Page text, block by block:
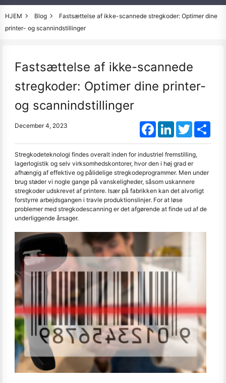
HJEM Blog
Fastsættelse af ikke-scannede stregkoder: Optimer dine
printer- og scannindstillinger
Fastsættelse af ikke-scannede
stregkoder: Optimer dine printer-
og scannindstillinger
December 4, 2023 FacebookLinkedInTwitter
Stregkodeteknologi findes overalt inden for industriel fremstilling,
lagerlogistik og selv virksomhedskontorer, hvor den i høj grad er
afhængig af effektive og pålidelige stregkodeprogrammer. Men under
brug støder vi nogle gange på vanskeligheder, såsom uskannere
stregkoder udskrevet af printere. Især på fabrikken kan det alvorligt
forstyrre arbejdsgangen i travle produktionslinjer. For at løse
problemer med stregkodescanning er det afgørende at finde ud af de
underliggende årsager.